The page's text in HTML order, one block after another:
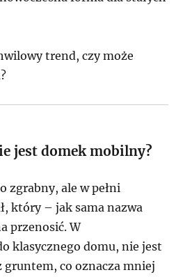
trend, czy może
jest domek mobilny?
zgrabny, ale w pełni
który – jak sama nazwa
przenosić. W
klasycznego domu, nie jest
gruntem, co oznacza mniej